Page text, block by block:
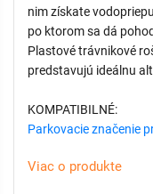
nim získate
po ktorom sa dá
Plastové trávnikové
predstavujú ideálnu
KOMPATIBILNÉ:
Parkovacie značenie
Viac o produkte